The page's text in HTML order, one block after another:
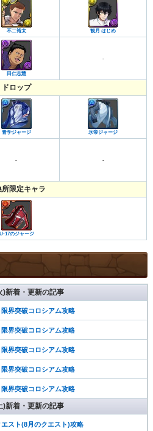
不二裕太 観月 はじめ
田仁志慧
-
ドロップ
青学ジャージ 氷帝ジャージ
- -
所限定キャラ
U-17のジャージ
)新着・更新の記事
限界突破コロシアム攻略
限界突破コロシアム攻略
限界突破コロシアム攻略
限界突破コロシアム攻略
限界突破コロシアム攻略
)新着・更新の記事
スト(8月のクエスト)攻略